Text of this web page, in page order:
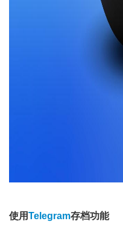
使用Telegram存档功能